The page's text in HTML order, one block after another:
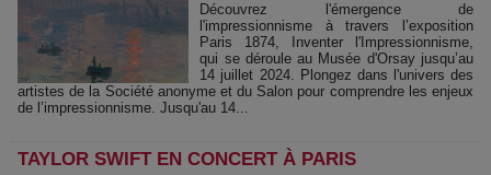
Découvrez l'émergence de
l'impressionnisme à travers l’exposition
Paris 1874, Inventer l'Impressionnisme,
qui se déroule au Musée d'Orsay jusqu’au
14 juillet 2024. Plongez dans l'univers des
artistes de la Société anonyme et du Salon pour comprendre les enjeux
de l’impressionnisme. Jusqu'au 14...
TAYLOR SWIFT EN CONCERT À PARIS